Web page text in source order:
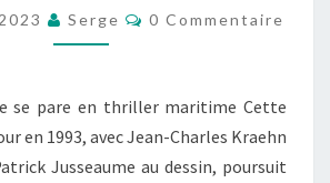
ZAGHI,
TRAMP
T.13
:
« LES
Serge Commentaires
0 Commentaire
se pare en thriller maritime Cette
en 1993, avec Jean-Charles Kraehn
Jusseaume au dessin, poursuit